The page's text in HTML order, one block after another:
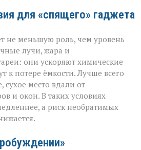
для «спящего» гаджета
не меньшую роль, чем уровень
лучи, жара и
они ускоряют химические
к потере ёмкости. Лучше всего
место вдали от
и окон. В таких условиях
а риск необратимых